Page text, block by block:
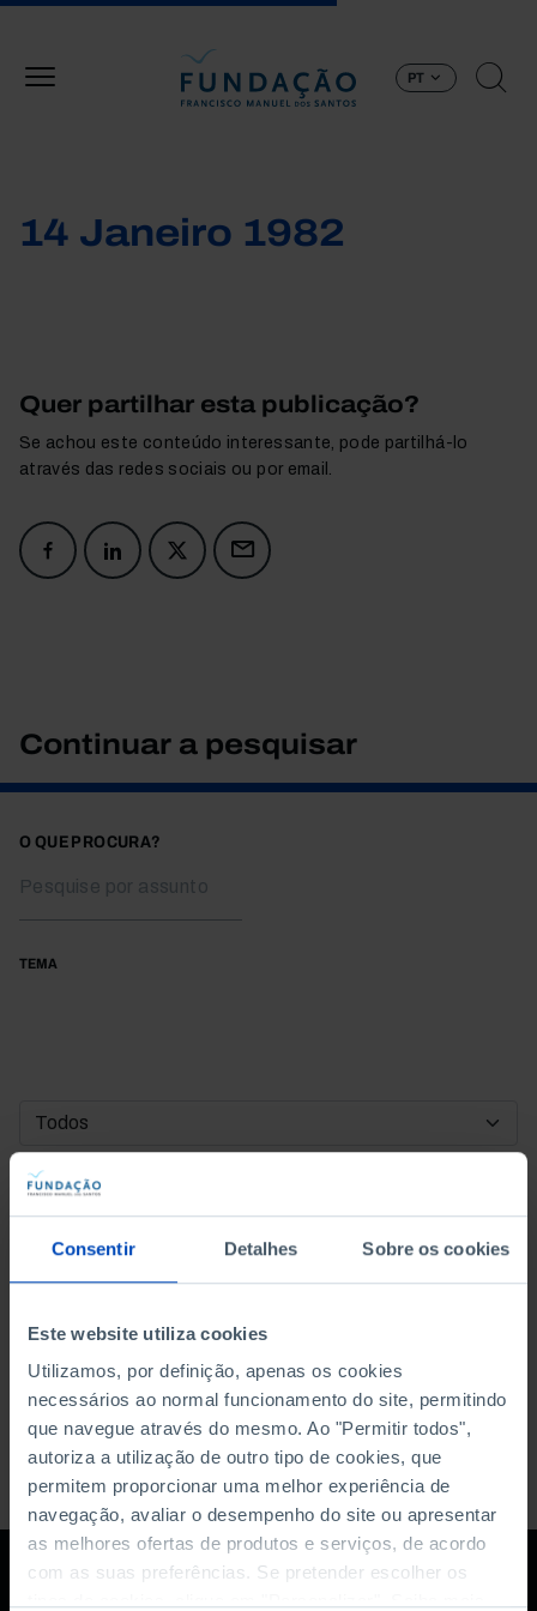
Consentir Detalhes Sobre os cookies
Este website utiliza cookies
Utilizamos, por definição, apenas os cookies
necessários ao normal funcionamento do site, permitindo
que navegue através do mesmo. Ao "Permitir todos",
autoriza a utilização de outro tipo de cookies, que
permitem proporcionar uma melhor experiência de
navegação, avaliar o desempenho do site ou apresentar
as melhores ofertas de produtos e serviços, de acordo
com as suas preferências. Se pretender escolher os
PT
14 Janeiro 1982
Quer partilhar esta publicação?
Se achou este conteúdo interessante, pode partilhá-lo
através das redes sociais ou por email.
Continuar a pesquisar
O QUE PROCURA?
TEMA
DATA DE INÍCIO
DATA DE FIM